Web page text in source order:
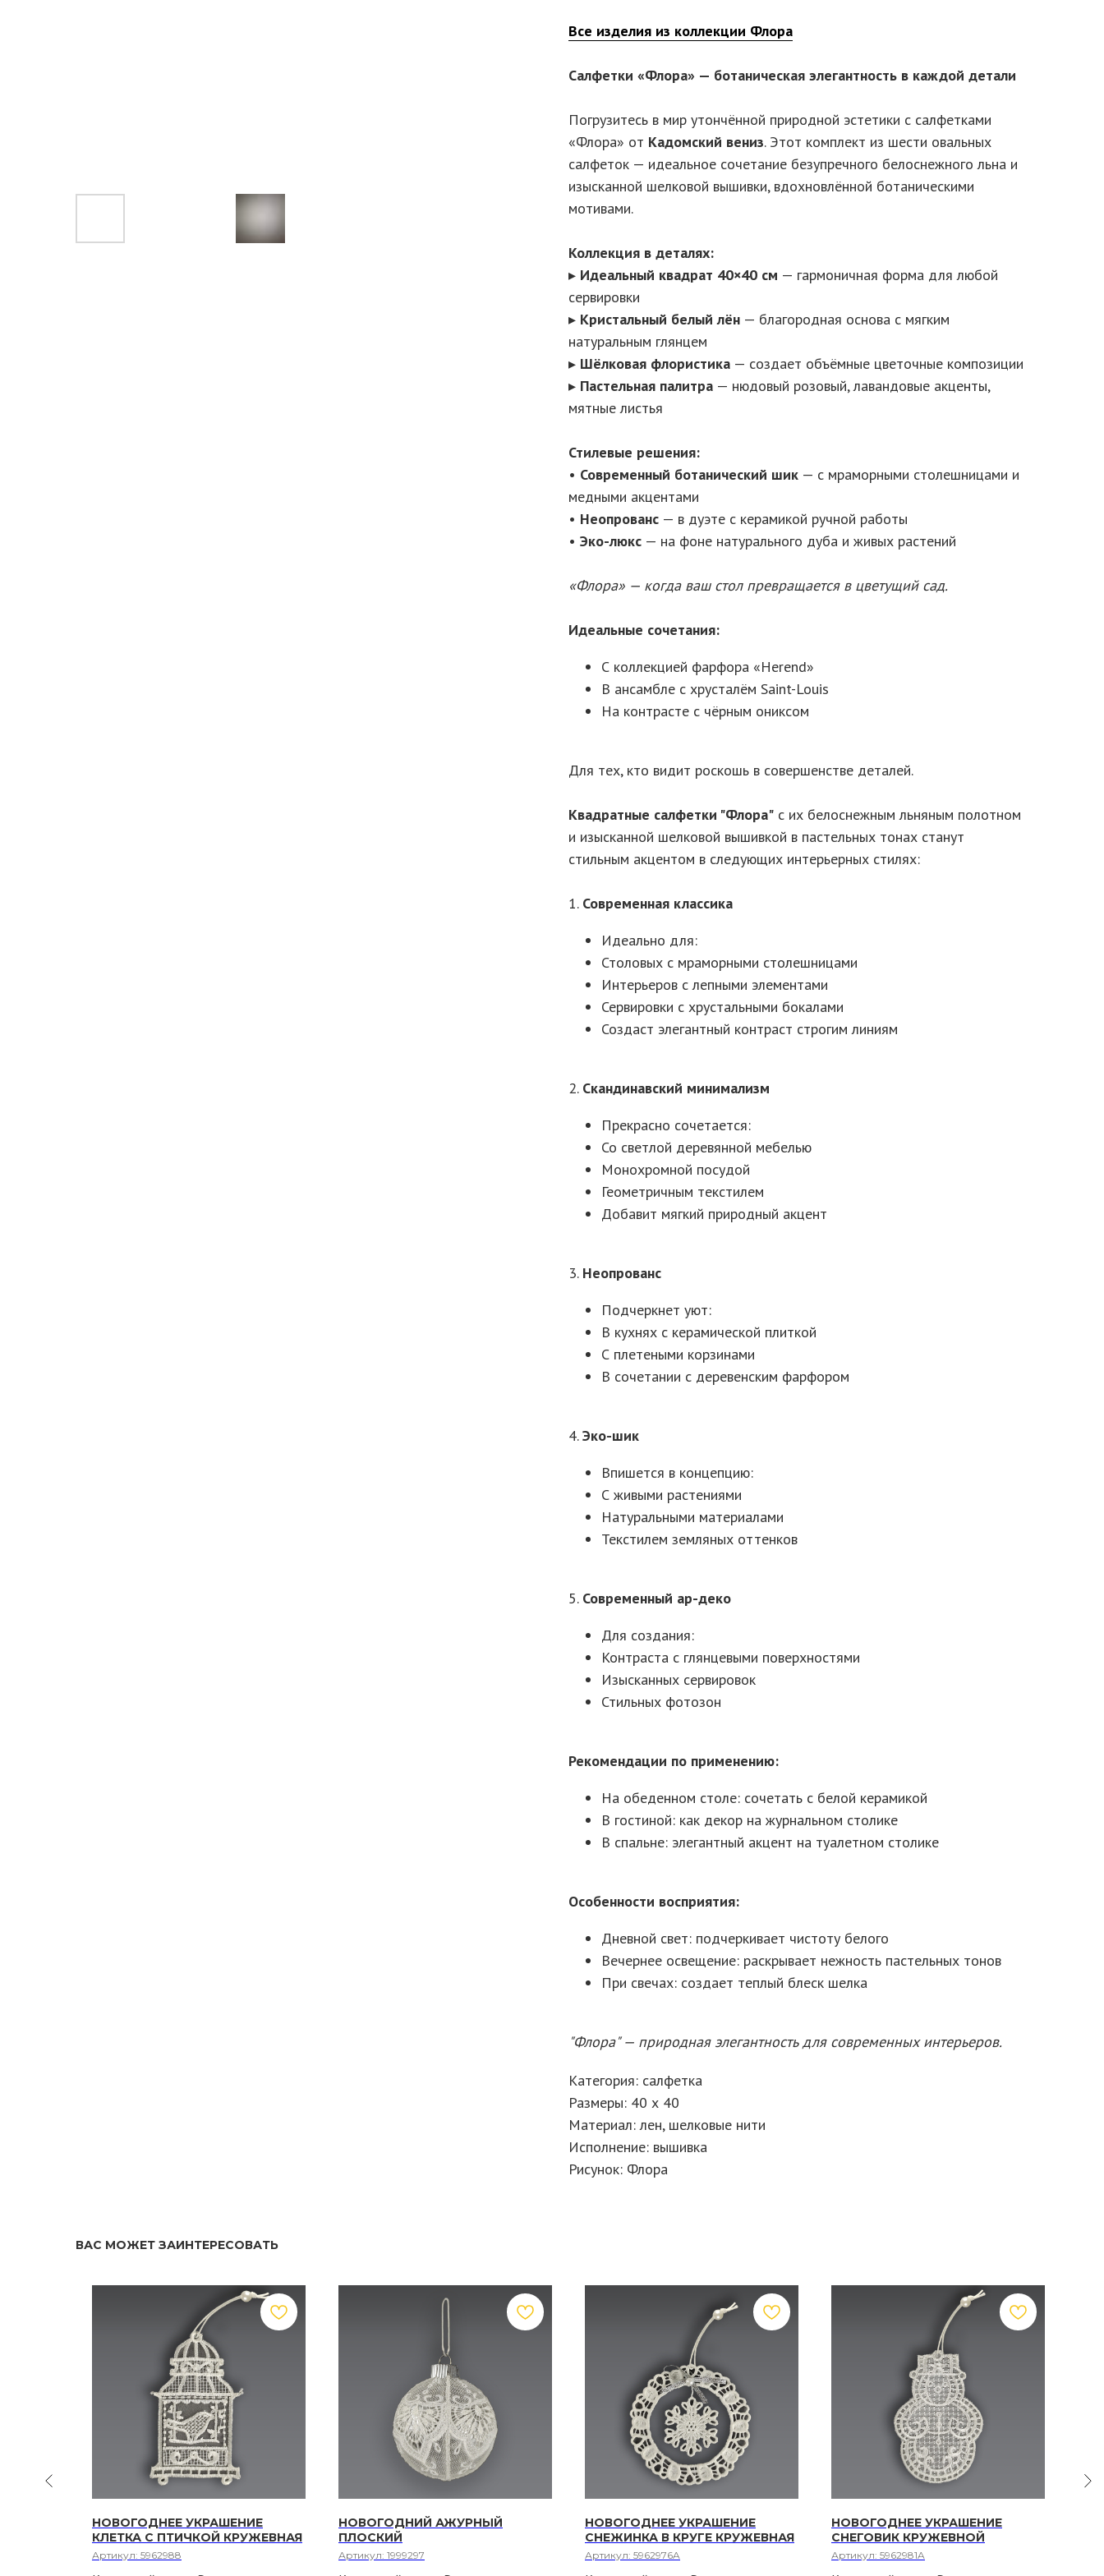
Все изделия из коллекции Флора
Салфетки «Флора» — ботаническая элегантность в каждой детали
Погрузитесь в мир утончённой природной эстетики с салфетками
«Флора» от Кадомский вениз. Этот комплект из шести овальных
салфеток — идеальное сочетание безупречного белоснежного льна и
изысканной шелковой вышивки, вдохновлённой ботаническими
мотивами.
Коллекция в деталях:
▸ Идеальный квадрат 40×40 см — гармоничная форма для любой
сервировки
▸ Кристальный белый лён — благородная основа с мягким
натуральным глянцем
▸ Шёлковая флористика — создает объёмные цветочные композиции
▸ Пастельная палитра — нюдовый розовый, лавандовые акценты,
мятные листья
Стилевые решения:
• Современный ботанический шик — с мраморными столешницами и
медными акцентами
• Неопрованс — в дуэте с керамикой ручной работы
• Эко-люкс — на фоне натурального дуба и живых растений
«Флора» — когда ваш стол превращается в цветущий сад.
Идеальные сочетания:
С коллекцией фарфора «Herend»
В ансамбле с хрусталём Saint-Louis
На контрасте с чёрным ониксом
Для тех, кто видит роскошь в совершенстве деталей.
Квадратные салфетки "Флора" с их белоснежным льняным полотном
и изысканной шелковой вышивкой в пастельных тонах станут
стильным акцентом в следующих интерьерных стилях:
1. Современная классика
Идеально для:
Столовых с мраморными столешницами
Интерьеров с лепными элементами
Сервировки с хрустальными бокалами
Создаст элегантный контраст строгим линиям
2. Скандинавский минимализм
Прекрасно сочетается:
Со светлой деревянной мебелью
Монохромной посудой
Геометричным текстилем
Добавит мягкий природный акцент
3. Неопрованс
Подчеркнет уют:
В кухнях с керамической плиткой
С плетеными корзинами
В сочетании с деревенским фарфором
4.Эко-шик
Впишется в концепцию:
С живыми растениями
Натуральными материалами
Текстилем земляных оттенков
5. Современный ар-деко
Для создания:
Контраста с глянцевыми поверхностями
Изысканных сервировок
Стильных фотозон
Рекомендации по применению:
На обеденном столе: сочетать с белой керамикой
В гостиной: как декор на журнальном столике
В спальне: элегантный акцент на туалетном столике
Особенности восприятия:
Дневной свет: подчеркивает чистоту белого
Вечернее освещение: раскрывает нежность пастельных тонов
При свечах: создает теплый блеск шелка
"Флора" — природная элегантность для современных интерьеров.
Категория: салфетка
Размеры: 40 х 40
Материал: лен, шелковые нити
Исполнение: вышивка
Рисунок: Флора
ВАС МОЖЕТ ЗАИНТЕРЕСОВАТЬ
НОВОГОДНЕЕ УКРАШЕНИЕ
КЛЕТКА С ПТИЧКОЙ КРУЖЕВНАЯ
Артикул: 5962988
НОВОГОДНИЙ АЖУРНЫЙ
ПЛОСКИЙ
Артикул: 1999297
НОВОГОДНЕЕ УКРАШЕНИЕ
СНЕЖИНКА В КРУГЕ КРУЖЕВНАЯ
Артикул: 5962976A
НОВОГОДНЕЕ УКРАШЕНИЕ
СНЕГОВИК КРУЖЕВНОЙ
Артикул: 5962981A